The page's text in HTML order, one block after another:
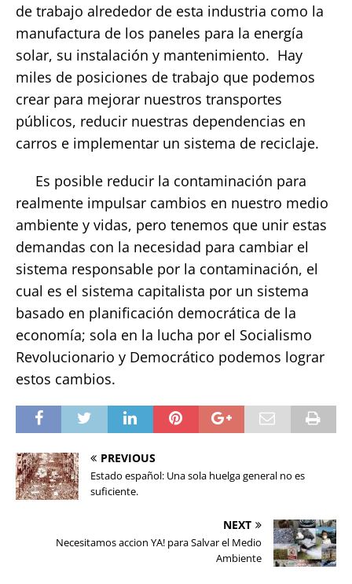
de trabajo alrededor de esta industria como la
manufactura de los paneles para la energía
solar, su instalación y mantenimiento. Hay
miles de posiciones de trabajo que podemos
crear para mejorar nuestros transportes
públicos, reducir nuestras dependencias en
carros e implementar un sistema de reciclaje.
Es posible reducir la contaminación para
realmente impulsar cambios en nuestro medio
ambiente y vidas, pero tenemos que unir estas
demandas con la necesidad para cambiar el
sistema responsable por la contaminación, el
cual es el sistema capitalista por un sistema
basado en planificación democrática de la
economía; sola en la lucha por el Socialismo
Revolucionario y Democrático podemos lograr
estos cambios.
PREVIOUS
Estado español: Una sola huelga general no es
suficiente.
NEXT
Necesitamos accion YA! para Salvar el Medio
Ambiente